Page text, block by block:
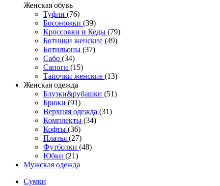
Женcкая обувь
Туфли (76)
Босоножки (39)
Кроссовки и Кеды (79)
Ботинки женские (49)
Ботильоны (37)
Сабо (34)
Сапоги (15)
Тапочки женские (13)
Женская одежда
Блузки&рубашки (51)
Брюки (91)
Верхняя одежда (31)
Комплекты (34)
Кофты (36)
Платья (27)
Футболки (48)
Юбки (21)
Мужская одежда
Сумки